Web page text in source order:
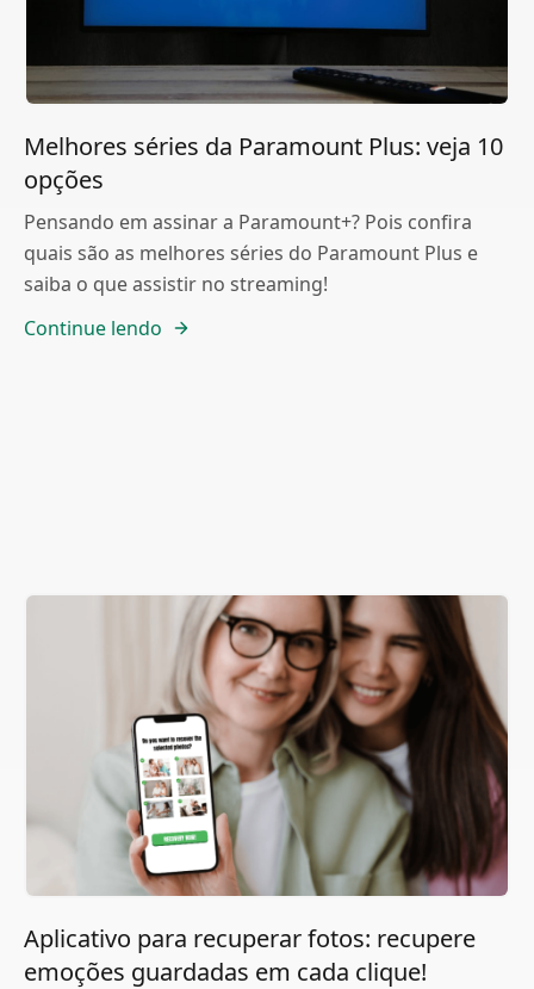
Melhores séries da Paramount Plus: veja 10
opções
Pensando em assinar a Paramount+? Pois confira
quais são as melhores séries do Paramount Plus e
saiba o que assistir no streaming!
Continue lendo
Aplicativo para recuperar fotos: recupere
emoções guardadas em cada clique!